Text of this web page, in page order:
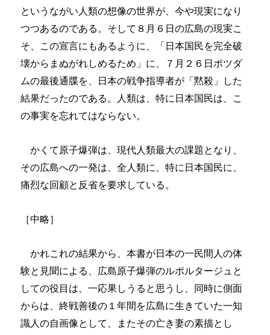
というながい人類の想像の世界が、今や現実になり
つつあるのである。そして８月６日の広島の現実こ
そ、この宣言にもあるように、「日本国民を完全破
壊からまぬがれしめるため」に、７月２６日ポツダ
ムの最後通牒を、日本の戦争指導者が「黙殺」した
結果だったのである。人類は、特に日本国民は、こ
の事実を忘れてはならない。
かくて原子爆弾は、現代人類最大の課題となり、
その広島への一発は、全人類に、特に日本国民に、
痛烈な回顧と反省を要求している。
［中略］
かれこれの結果から、本書が日本の一民間人の体
験と見聞による、広島原子爆弾のルポルタージュと
しての役目は、一応果しうると思うし、同時に側面
からは、終戦善後の１年間を広島に生きていた一知
識人の自画像として、またその亡き妻の素描とし